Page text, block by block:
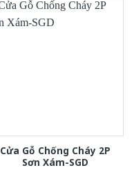
Cửa Gỗ Chống Cháy 2P
Sơn Xám-SGD